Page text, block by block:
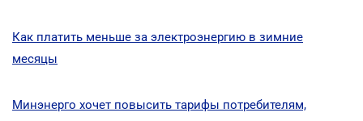
Как платить меньше за электроэнергию в зимние
месяцы
Минэнерго хочет повысить тарифы потребителям,